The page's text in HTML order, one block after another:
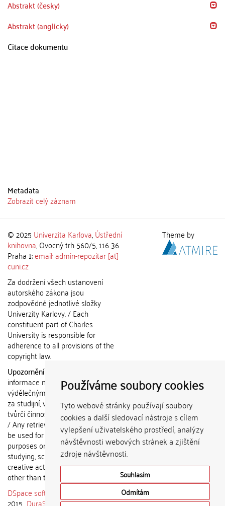
Používáme soubory cookies
Tyto webové stránky používají soubory
cookies a další sledovací nástroje s cílem
vylepšení uživatelského prostředí, analýzy
návštěvnosti webových stránek a zjištění
zdroje návštěvnosti.
Souhlasím
Odmítám
Abstrakt (česky)
Abstrakt (anglicky)
Citace dokumentu
Metadata
Zobrazit celý záznam
© 2025 Univerzita Karlova,Ústřední
knihovna, Ovocný trh 560/5, 116 36
Praha 1;email: admin-repozitar [at]
cuni.cz
Za dodržení všech ustanovení
autorského zákona jsou
zodpovědné jednotlivé složky
Univerzity Karlovy. / Each
constituent part of Charles
University is responsible for
adherence to all provisions of the
copyright law.
Upozornění / Notice:
informace nemohou být použity k
výdělečným účelům nebo vydávány
za studijní, vědeckou nebo jinou
tvůrčí činnost jiné osoby než autora.
/ Any retrieved information shall not
be used for any commercial
purposes or claimed as results of
studying, scientific or any other
creative activities of any person
other than the author.
DSpace software
copyright © 2002-
2015 DuraSpace
Theme by